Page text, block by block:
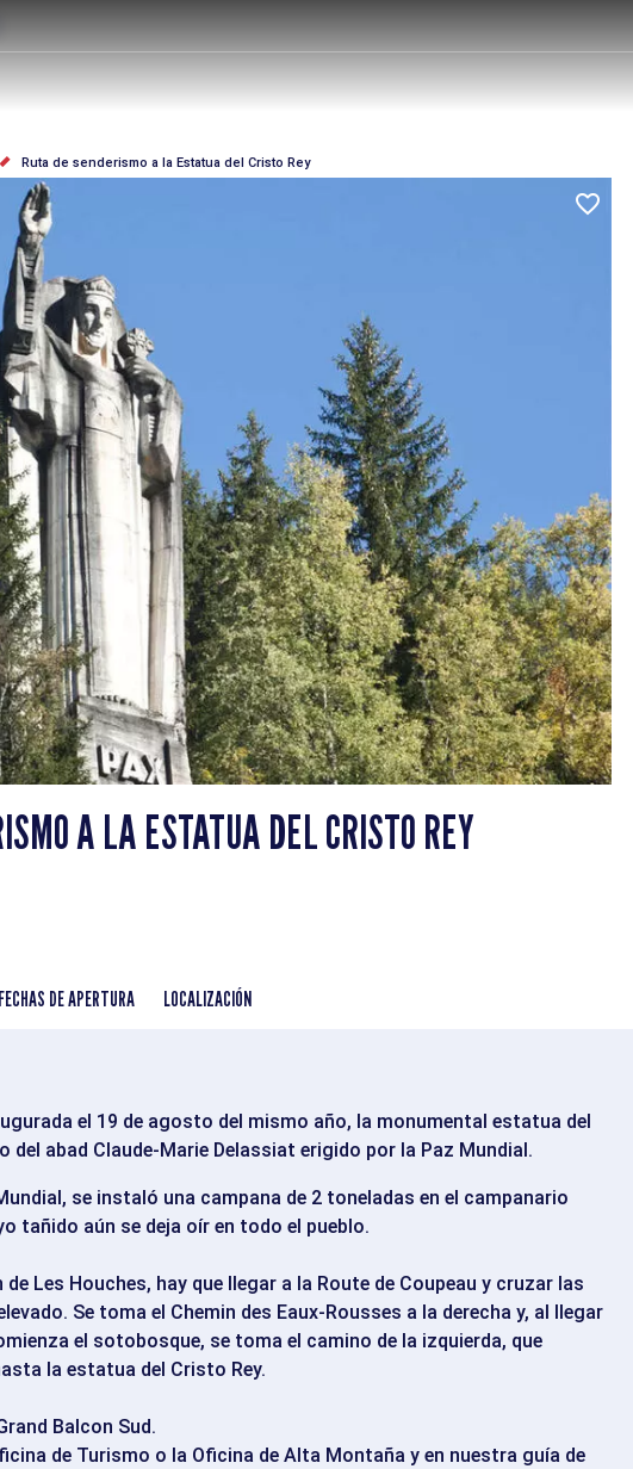
Ruta de senderismo a la Estatua del Cristo Rey
A LA ESTATUA DEL CRISTO REY
FECHAS DE APERTURA LOCALIZACIÓN
el 19 de agosto del mismo año, la monumental estatua del
del abad Claude-Marie Delassiat erigido por la Paz Mundial.
se instaló una campana de 2 toneladas en el campanario
tañido aún se deja oír en todo el pueblo.
Les Houches, hay que llegar a la Route de Coupeau y cruzar las
Se toma el Chemin des Eaux-Rousses a la derecha y, al llegar
el sotobosque, se toma el camino de la izquierda, que
la estatua del Cristo Rey.
Balcon Sud.
de Turismo o la Oficina de Alta Montaña y en nuestra guía de